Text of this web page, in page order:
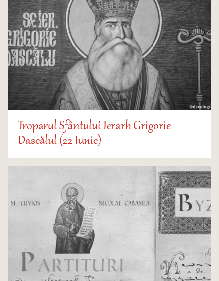
Troparul Sfântului Ierarh Grigorie
Dascălul (22 Iunie)